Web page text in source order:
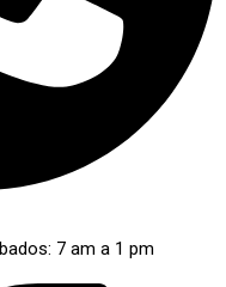
7 am a 1 pm